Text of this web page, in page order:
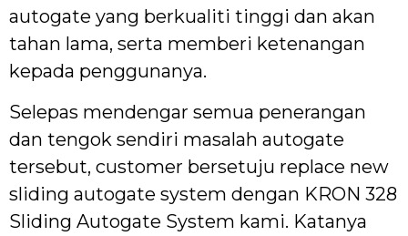
autogate yang berkualiti tinggi dan akan
tahan lama, serta memberi ketenangan
kepada penggunanya.
Selepas mendengar semua penerangan
dan tengok sendiri masalah autogate
tersebut, customer bersetuju replace new
sliding autogate system dengan KRON 328
Sliding Autogate System kami. Katanya